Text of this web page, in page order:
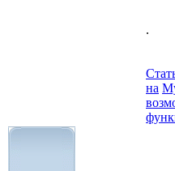
.
на